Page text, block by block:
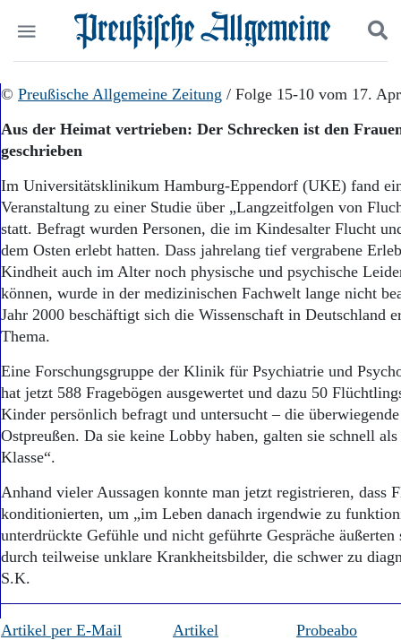
Start
Aktuelle Ausgabe
Abonnenten-Login
Abonnent werden
Mediadaten
Politik
Wirtschaft
Leben
Geschichte
Ostpreußen
Pommern
Berlin-Brandenburg
Schlesien
Danzig und Westpreußen
Kontakt
Impressum
Suchen und finden
© Preußische Allgemeine Zeitung / Folge 15-10 vom 17.
Aus der Heimat vertrieben: Der Schrecken ist den
geschrieben
Im Universitätsklinikum Hamburg-Eppendorf (UKE) fand
Veranstaltung zu einer Studie über „Langzeitfolgen von
statt. Befragt wurden Personen, die im Kindesalter Flucht
dem Osten erlebt hatten. Dass jahrelang tief vergrabene
Kindheit auch im Alter noch physische und psychische
können, wurde in der medizinischen Fachwelt lange nicht
Jahr 2000 beschäftigt sich die Wissenschaft in Deutschland
Thema.
Eine Forschungsgruppe der Klinik für Psychiatrie und
hat jetzt 588 Fragebögen ausgewertet und dazu 50
Kinder persönlich befragt und untersucht – die
Ostpreußen. Da sie keine Lobby haben, galten sie schnell
Klasse“.
Anhand vieler Aussagen konnte man jetzt registrieren, dass
konditionierten, um „im Leben danach irgendwie zu
unterdrückte Gefühle und nicht geführte Gespräche
durch teilweise unklare Krankheitsbilder, die schwer zu
S.K.
Artikel per E-Mail
Artikel
Probeabo